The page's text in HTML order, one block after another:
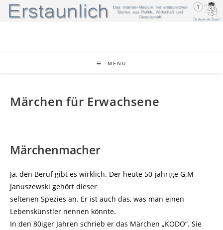
Zum
Inhalt
MENÜ
Märchen für Erwachsene
Märchenmacher
Ja, den Beruf gibt es wirklich. Der heute 50-jährige G.M
Januszewski gehört dieser
seltenen Spezies an. Er ist auch das, was man einen
Lebenskünstler nennen könnte.
In den 80iger Jahren schrieb er das Märchen „KODO“. Sie